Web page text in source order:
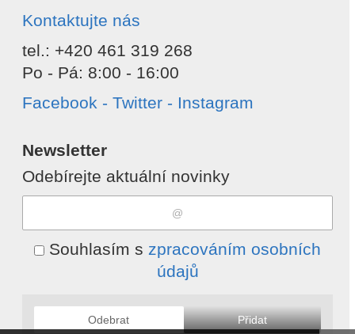
Kontaktujte nás
tel.: +420 461 319 268
Po - Pá: 8:00 - 16:00
Facebook - Twitter - Instagram
Newsletter
Odebírejte aktuální novinky
Souhlasím s zpracováním osobních
údajů
Odebrat Přidat